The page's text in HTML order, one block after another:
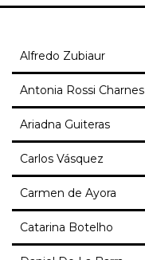
Alfredo Zubiaur
Antonia Rossi Charnes
Ariadna Guiteras
Carlos Vásquez
Carmen de Ayora
Catarina Botelho